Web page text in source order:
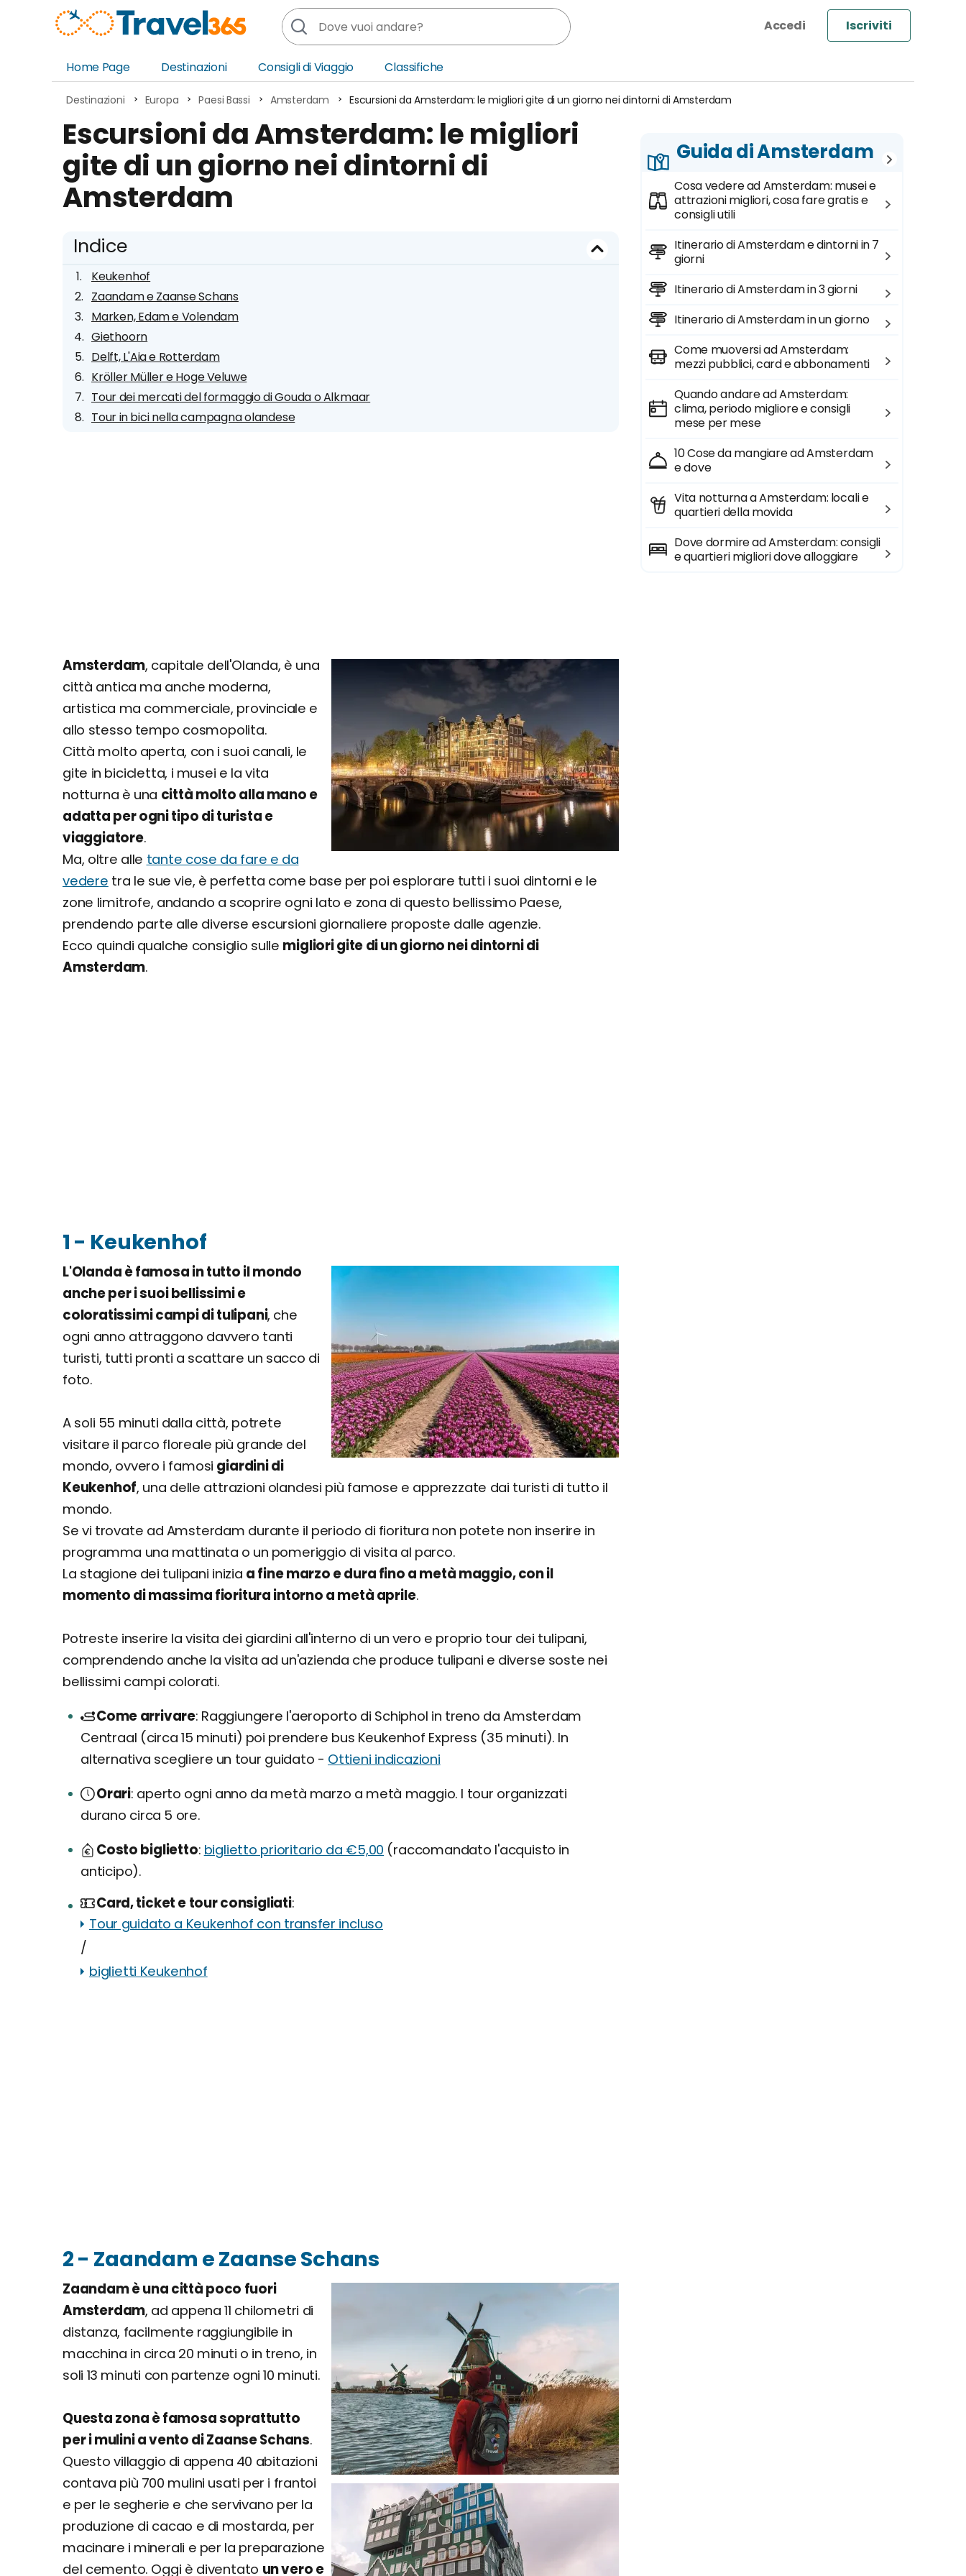
Iscriviti
Home Page
Destinazioni
Asia
Europa
Nord America
America Centrale
Sud America
Medio Oriente
Consigli di Viaggio Classifiche
Destinazioni Europa Paesi Bassi Amsterdam Escursioni da Amsterdam: le migliori gite di un giorno nei dintorni di Amsterdam
Escursioni da Amsterdam: le migliori
gite di un giorno nei dintorni di
Amsterdam
Indice
Keukenhof
Zaandam e Zaanse Schans
Marken, Edam e Volendam
Giethoorn
Delft, L'Aia e Rotterdam
Kröller Müller e Hoge Veluwe
Tour dei mercati del formaggio di Gouda o Alkmaar
Tour in bici nella campagna olandese
Amsterdam, capitale dell'Olanda, è una
città antica ma anche moderna,
artistica ma commerciale, provinciale e
allo stesso tempo cosmopolita.
Città molto aperta, con i suoi canali, le
gite in bicicletta, i musei e la vita
notturna è una città molto alla mano e
adatta per ogni tipo di turista e
viaggiatore.
Ma, oltre alle tante cose da fare e da
vedere tra le sue vie, è perfetta come base per poi esplorare tutti i suoi dintorni e le
zone limitrofe, andando a scoprire ogni lato e zona di questo bellissimo Paese,
prendendo parte alle diverse escursioni giornaliere proposte dalle agenzie.
Ecco quindi qualche consiglio sulle migliori gite di un giorno nei dintorni di
Amsterdam.
1 - Keukenhof
L'Olanda è famosa in tutto il mondo
anche per i suoi bellissimi e
coloratissimi campi di tulipani, che
ogni anno attraggono davvero tanti
turisti, tutti pronti a scattare un sacco di
foto.
A soli 55 minuti dalla città, potrete
visitare il parco floreale più grande del
mondo, ovvero i famosi giardini di
Keukenhof, una delle attrazioni olandesi più famose e apprezzate dai turisti di tutto il
mondo.
Se vi trovate ad Amsterdam durante il periodo di fioritura non potete non inserire in
programma una mattinata o un pomeriggio di visita al parco.
La stagione dei tulipani inizia a fine marzo e dura fino a metà maggio, con il
momento di massima fioritura intorno a metà aprile.
Potreste inserire la visita dei giardini all'interno di un vero e proprio tour dei tulipani,
comprendendo anche la visita ad un'azienda che produce tulipani e diverse soste nei
bellissimi campi colorati.
Come arrivare Raggiungere l'aeroporto di Schiphol in treno da Amsterdam
Centraal (circa 15 minuti) poi prendere bus Keukenhof Express (35 minuti). In
alternativa scegliere un tour guidato - Ottieni indicazioni
Orari aperto ogni anno da metà marzo a metà maggio. I tour organizzati
durano circa 5 ore.
Costo biglietto biglietto prioritario da €5,00 (raccomandato l'acquisto in
anticipo).
Card, ticket e tour consigliati
Tour guidato a Keukenhof con transfer incluso
/
biglietti Keukenhof
2 - Zaandam e Zaanse Schans
Zaandam è una città poco fuori
Amsterdam, ad appena 11 chilometri di
distanza, facilmente raggiungibile in
macchina in circa 20 minuti o in treno, in
soli 13 minuti con partenze ogni 10 minuti.
Questa zona è famosa soprattutto
per i mulini a vento di Zaanse Schans.
Questo villaggio di appena 40 abitazioni
contava più 700 mulini usati per i frantoi
e per le segherie e che servivano per la
produzione di cacao e di mostarda, per
macinare i minerali e per la preparazione
del cemento. Oggi è diventato un vero e
Guida di Amsterdam
Cosa vedere ad Amsterdam: musei e
attrazioni migliori, cosa fare gratis e
consigli utili
Itinerario di Amsterdam e dintorni in 7
giorni
Itinerario di Amsterdam in 3 giorni
Itinerario di Amsterdam in un giorno
Come muoversi ad Amsterdam:
mezzi pubblici, card e abbonamenti
Quando andare ad Amsterdam:
clima, periodo migliore e consigli
mese per mese
10 Cose da mangiare ad Amsterdam
e dove
Vita notturna a Amsterdam: locali e
quartieri della movida
Dove dormire ad Amsterdam: consigli
e quartieri migliori dove alloggiare